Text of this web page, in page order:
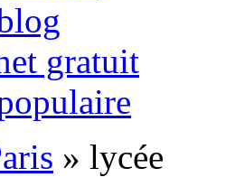
gratuit
» lycée